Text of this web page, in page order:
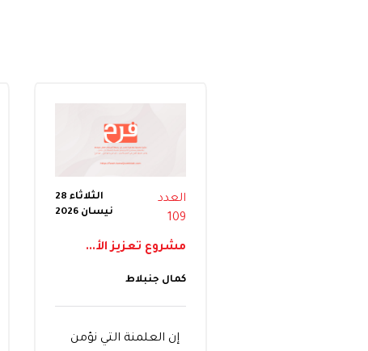
العدد
109
الثلاثاء 28
نيسان 2026
مشروع تعزيز الأ...
كمال جنبلاط
إن العلمنة التي نؤمن